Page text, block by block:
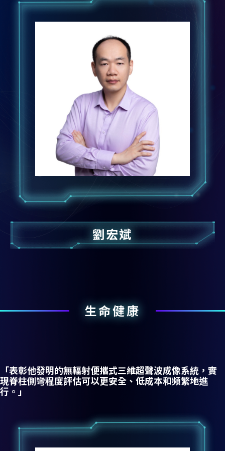
劉宏斌
生命健康
「表彰他發明的無輻射便攜式三維超聲波成像系統，實
現脊柱側彎程度評估可以更安全、低成本和頻繁地進
行。」